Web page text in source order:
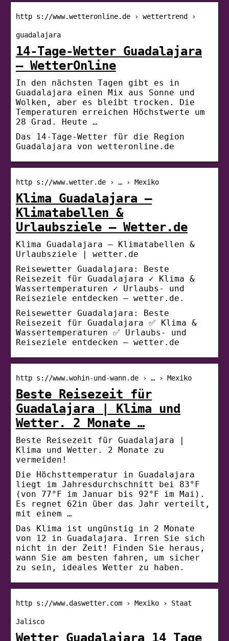
http s://www.wetteronline.de › wettertrend ›
guadalajara
14-Tage-Wetter Guadalajara
– WetterOnline
In den nächsten Tagen gibt es in
Guadalajara einen Mix aus Sonne und
Wolken, aber es bleibt trocken. Die
Temperaturen erreichen Höchstwerte um
28 Grad. Heute …
Das 14-Tage-Wetter für die Region
Guadalajara von wetteronline.de
http s://www.wetter.de › … › Mexiko
Klima Guadalajara –
Klimatabellen &
Urlaubsziele – Wetter.de
Klima Guadalajara – Klimatabellen &
Urlaubsziele | wetter.de
Reisewetter Guadalajara: Beste
Reisezeit für Guadalajara ✓ Klima &
Wassertemperaturen ✓ Urlaubs- und
Reiseziele entdecken – wetter.de.
Reisewetter Guadalajara: Beste
Reisezeit für Guadalajara ✅ Klima &
Wassertemperaturen ✅ Urlaubs- und
Reiseziele entdecken – wetter.de
http s://www.wohin-und-wann.de › … › Mexiko
Beste Reisezeit für
Guadalajara | Klima und
Wetter. 2 Monate …
Beste Reisezeit für Guadalajara |
Klima und Wetter. 2 Monate zu
vermeiden!
Die Höchsttemperatur in Guadalajara
liegt im Jahresdurchschnitt bei 83°F
(von 77°F im Januar bis 92°F im Mai).
Es regnet 62in über das Jahr verteilt,
mit einem …
Das Klima ist ungünstig in 2 Monate
von 12 in Guadalajara. Irren Sie sich
nicht in der Zeit! Finden Sie heraus,
wann Sie am besten fahren, um sicher
zu sein, ideales Wetter zu haben.
http s://www.daswetter.com › Mexiko › Staat
Jalisco
Wetter Guadalajara 14 Tage